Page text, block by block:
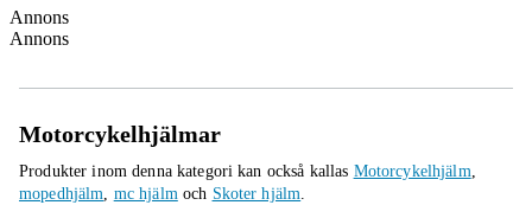
Annons
Annons
Motorcykelhjälmar
Produkter inom denna kategori kan också kallas Motorcykelhjälm,
mopedhjälm, mc hjälmoch Skoter hjälm.